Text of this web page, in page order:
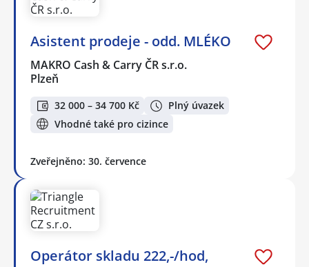
Asistent prodeje - odd. MLÉKO
MAKRO Cash & Carry ČR s.r.o.
Plzeň
32 000 – 34 700 Kč
Plný úvazek
Vhodné také pro cizince
Zveřejněno: 30. července
Operátor skladu 222,-/hod,